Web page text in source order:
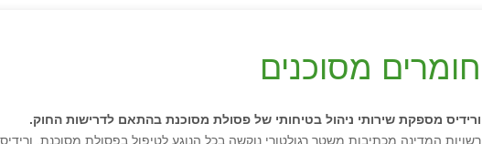
חומרים מסוכנים
ורידיס מספקת שירותי ניהול בטיחותי של פסולת מסוכנת בהתאם לדרישות החוק.
רשויות המדינה מכתיבות משטר רגולטורי נוקשה בכל הנוגע לטיפול בפסולת מסוכנת.